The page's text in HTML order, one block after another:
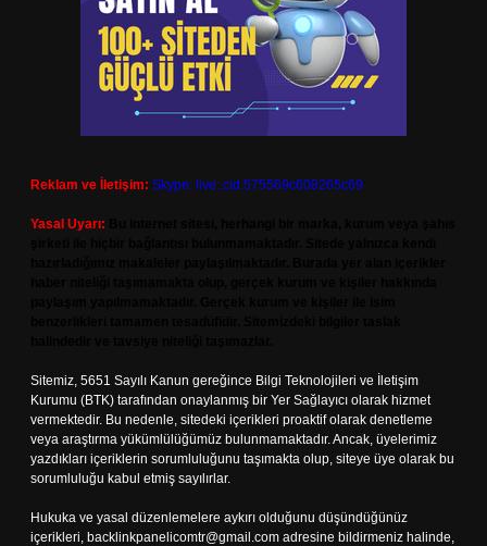
Reklam ve İletişim: Skype: live:.cid.575569c608265c69
Yasal Uyarı:
Sitemiz, 5651 Sayılı Kanun gereğince Bilgi Teknolojileri ve İletişim
Kurumu (BTK) tarafından onaylanmış bir Yer Sağlayıcı olarak hizmet
vermektedir. Bu nedenle, sitedeki içerikleri proaktif olarak denetleme
veya araştırma yükümlülüğümüz bulunmamaktadır. Ancak, üyelerimiz
yazdıkları içeriklerin sorumluluğunu taşımakta olup, siteye üye olarak bu
sorumluluğu kabul etmiş sayılırlar.
Hukuka ve yasal düzenlemelere aykırı olduğunu düşündüğünüz
içerikleri, backlinkpanelicomtr@gmail.com adresine bildirmeniz halinde,